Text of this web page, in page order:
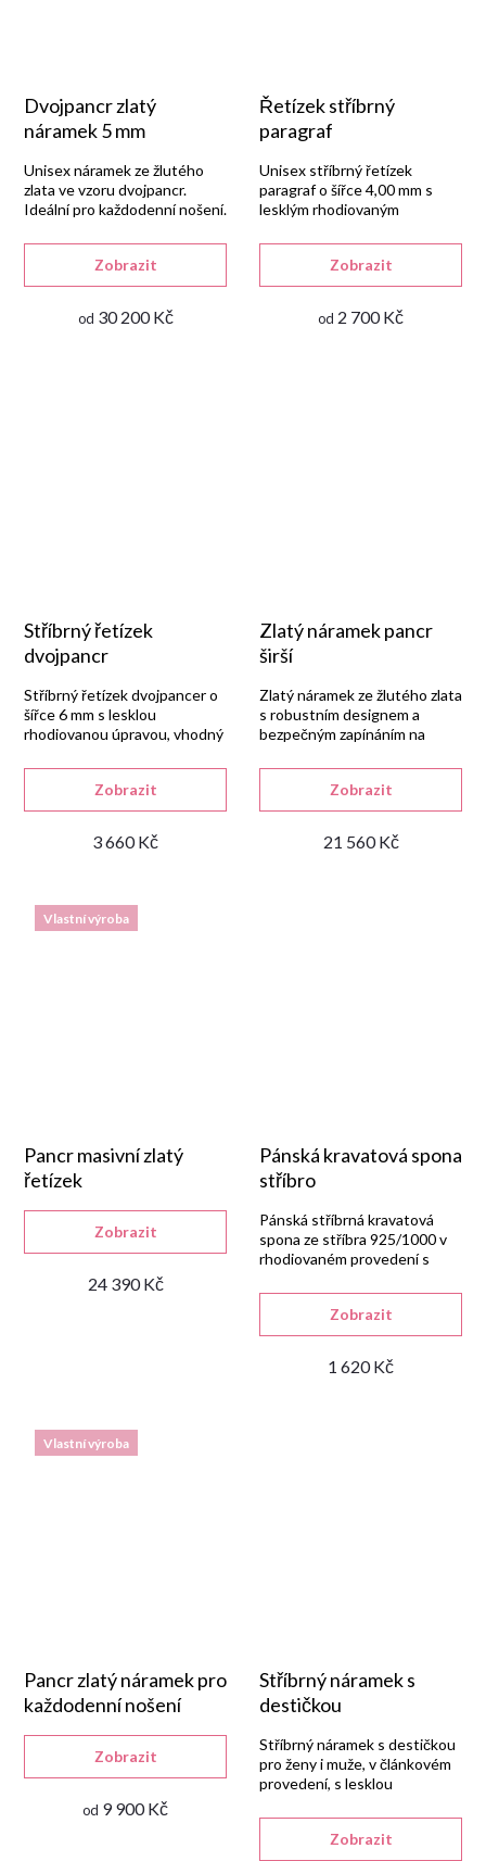
Dvojpancr zlatý
náramek 5 mm
od 30 200 Kč
Zobrazit
Unisex náramek ze žlutého
zlata ve vzoru dvojpancr.
Ideální pro každodenní nošení.
Řetízek stříbrný
paragraf
od 2 700 Kč
Zobrazit
Unisex stříbrný řetízek
paragraf o šířce 4,00 mm s
lesklým rhodiovaným
karabinu.
Stříbrný řetízek
dvojpancr
3 660 Kč
Zobrazit
Stříbrný řetízek dvojpancer o
šířce 6 mm s lesklou
rhodiovanou úpravou, vhodný
Zlatý náramek pancr
širší
21 560 Kč
Zobrazit
Zlatý náramek ze žlutého zlata
s robustním designem a
bezpečným zapínáním na
Vlastní výroba
Pancr masivní zlatý
řetízek
24 390 Kč
Zobrazit
Pánská kravatová spona
stříbro
1 620 Kč
Zobrazit
Pánská stříbrná kravatová
spona ze stříbra 925/1000 v
rhodiovaném provedení s
vyrobená v České republice.
Vlastní výroba
Pancr zlatý náramek pro
každodenní nošení
od 9 900 Kč
Zobrazit
Stříbrný náramek s
destičkou
Zobrazit
Stříbrný náramek s destičkou
pro ženy i muže, v článkovém
provedení, s lesklou
7,50 mm.